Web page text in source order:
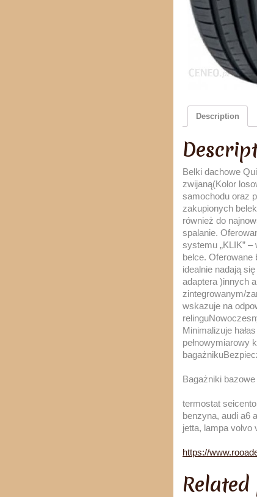
Description
Belki dachowe
zwijaną(Kolor
samochodu oraz
zakupionych
również do
spalanie.
systemu „KLIK”
belce. Oferowane
idealnie nadają
adaptera )innych
zintegrowanym/
wskazuje na
Minimalizuje
pełnowymiarowy
Bagażniki bazowe
termostat
benzyna, audi a6
jetta, lampa volvo
https://